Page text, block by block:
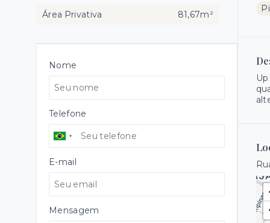
Área Privativa
81,67m²
Nome
Telefone
E-mail
Mensagem